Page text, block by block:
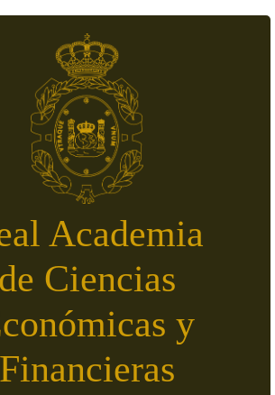
Academia
de Ciencias
y
Financieras